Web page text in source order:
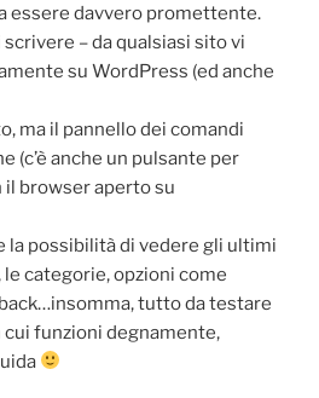
essere davvero promettente.
– da qualsiasi sito vi
su WordPress (ed anche
ma il pannello dei comandi
(c’è anche un pulsante per
il browser aperto su
la possibilità di vedere gli ultimi
categorie, opzioni come
tutto da testare
cui funzioni degnamente,